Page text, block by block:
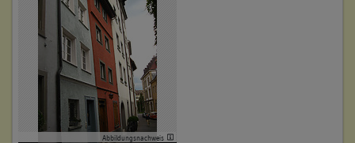
Abbildungsnachweis